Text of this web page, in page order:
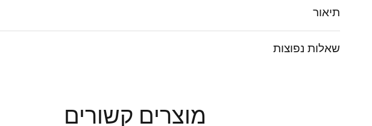
תיאור
שאלות נפוצות
מוצרים קשורים